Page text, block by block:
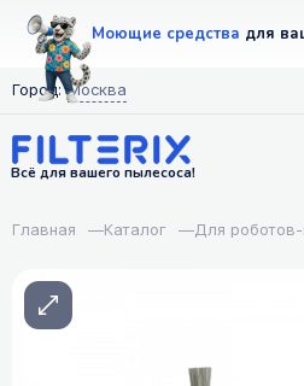
Моющие средства для
Город: Москва
Всё для вашего пылесоса!
Главная —Каталог —Для